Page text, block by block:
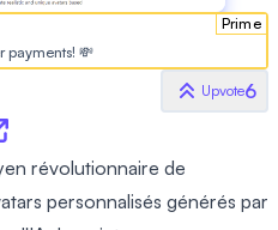
Prime
payments! 💸
Upvote6
révolutionnaire de
personnalisés générés par